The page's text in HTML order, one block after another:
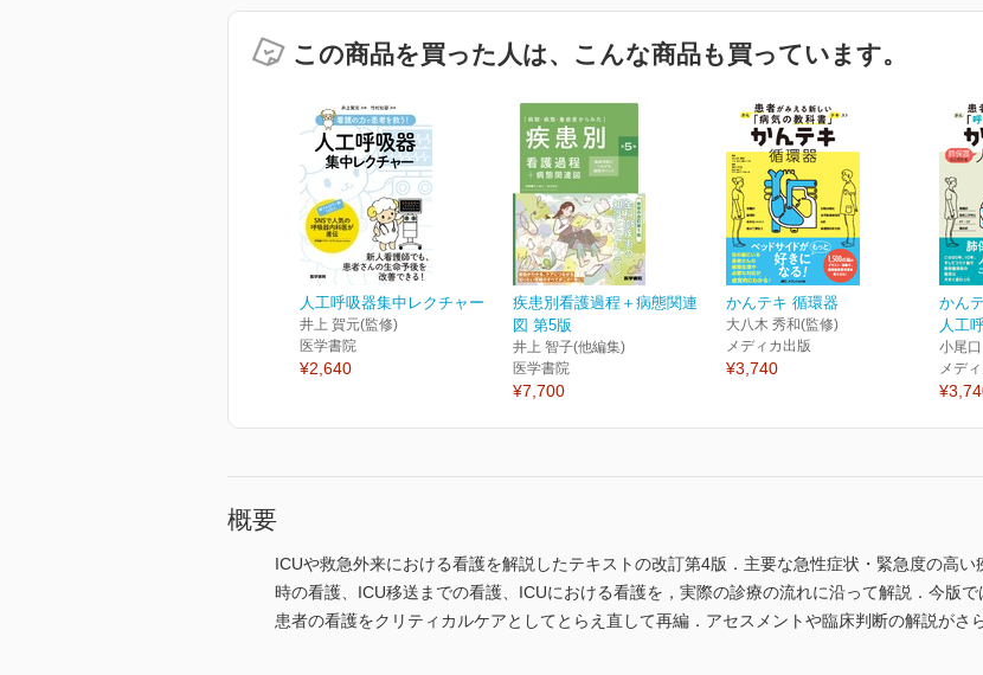
この商品を買った人は、こんな商品も買っています。
人工呼吸器集中レクチャー
井上 賀元(監修)
医学書院
¥2,640
疾患別看護過程＋病態関連
図 第5版
井上 智子(他編集)
医学書院
¥7,700
かんテキ 循環器
大八木 秀和(監修)
メディカ出版
¥3,740
かん
人工
小尾
メデ
概要
ICUや救急外来における看護を解説したテキストの改訂第4版．主要な急性症状・緊急度の高
時の看護、ICU移送までの看護、ICUにおける看護を，実際の診療の流れに沿って解説．今版
患者の看護をクリティカルケアとしてとらえ直して再編．アセスメントや臨床判断の解説がさ